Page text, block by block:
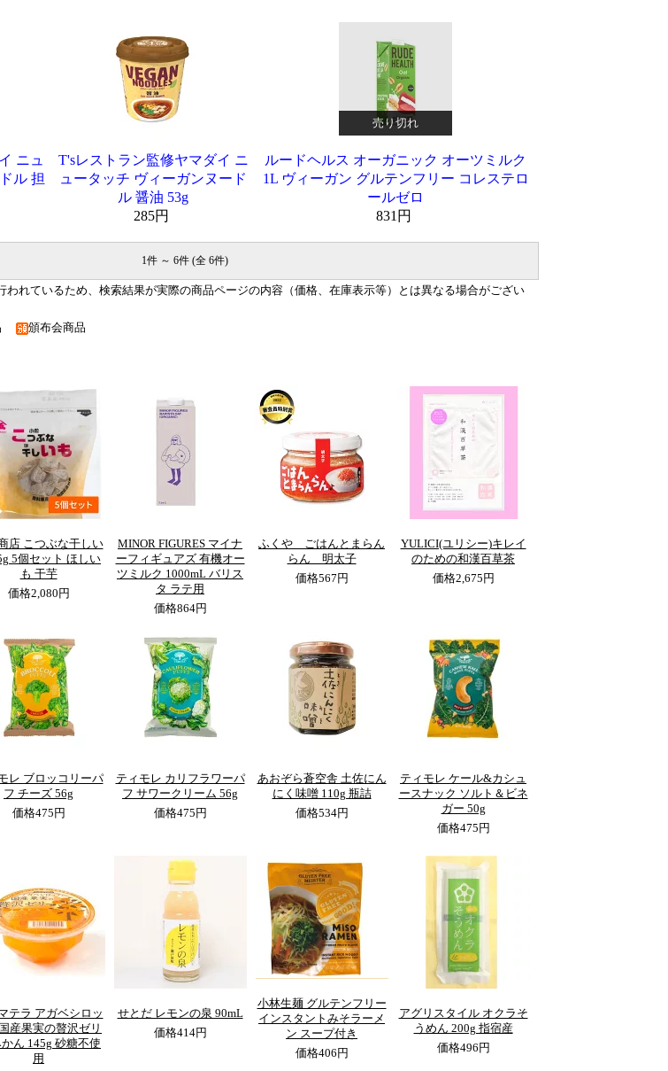
売り切れ
ニュ
ル 担
T'sレストラン監修ヤマダイ ニ
ュータッチ ヴィーガンヌード
ル 醤油 53g
285円
ルードヘルス オーガニック オーツミルク
1L ヴィーガン グルテンフリー コレステロ
ールゼロ
831円
1件 ～ 6件 (全 6件)
れているため、検索結果が実際の商品ページの内容（価格、在庫表示等）とは異なる場合がござい
頒布会商品
店 こつぶな干しい
5個セット ほしい
も 干芋
価格2,080円
MINOR FIGURES マイナ
ーフィギュアズ 有機オー
ツミルク 1000mL バリス
タ ラテ用
価格864円
ふくや ごはんとまらん
らん 明太子
価格567円
YULICI(ユリシー)キレイ
のための和漢百草茶
価格2,675円
レ ブロッコリーパ
フ チーズ 56g
価格475円
ティモレ カリフラワーパ
フ サワークリーム 56g
価格475円
あおぞら蒼空舎 土佐にん
にく味噌 110g 瓶詰
価格534円
ティモレ ケール&カシュ
ースナック ソルト＆ビネ
ガー 50g
価格475円
テラ アガベシロッ
産果実の贅沢ゼリ
かん 145g 砂糖不使
用
せとだ レモンの泉 90mL
価格414円
小林生麺 グルテンフリー
インスタントみそラーメ
ン スープ付き
価格406円
アグリスタイル オクラそ
うめん 200g 指宿産
価格496円